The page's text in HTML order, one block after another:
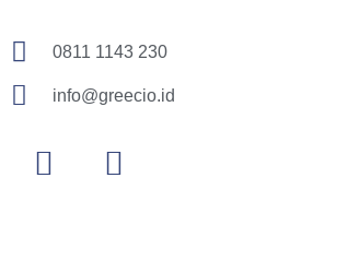
0811 1143 230
info@greecio.id